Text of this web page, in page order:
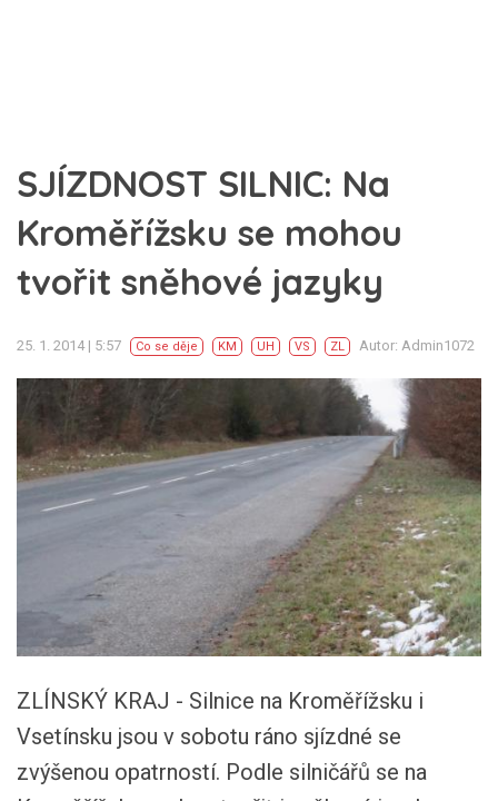
SJÍZDNOST SILNIC: Na
Kroměřížsku se mohou
tvořit sněhové jazyky
25. 1. 2014 | 5:57 Co se děje KM UH VS ZL Autor: Admin1072
ZLÍNSKÝ KRAJ - Silnice na Kroměřížsku i
Vsetínsku jsou v sobotu ráno sjízdné se
zvýšenou opatrností. Podle silničářů se na